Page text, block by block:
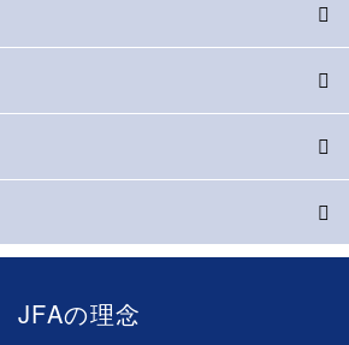
JFAの理念